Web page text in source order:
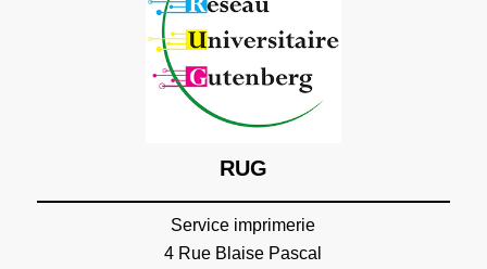
RUG
Service imprimerie
4 Rue Blaise Pascal